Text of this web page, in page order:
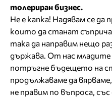
толериран бизнес.
Не е капка! Надявам се да
които да станат
така да направим нещо
държава. От нас младите
потръгне бъдещето на
продължаваме да
не правим по въпроса,